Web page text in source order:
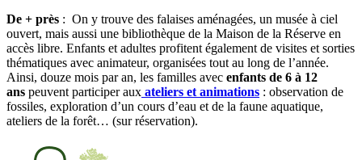
De + près : On y trouve des falaises aménagées, un musée à ciel
ouvert, mais aussi une bibliothèque de la Maison de la Réserve en
accès libre. Enfants et adultes profitent également de visites et sorties
thématiques avec animateur, organisées tout au long de l’année.
Ainsi, douze mois par an, les familles avec enfants de 6 à 12
ans peuvent participer aux ateliers et animations : observation de
fossiles, exploration d’un cours d’eau et de la faune aquatique,
ateliers de la forêt… (sur réservation).